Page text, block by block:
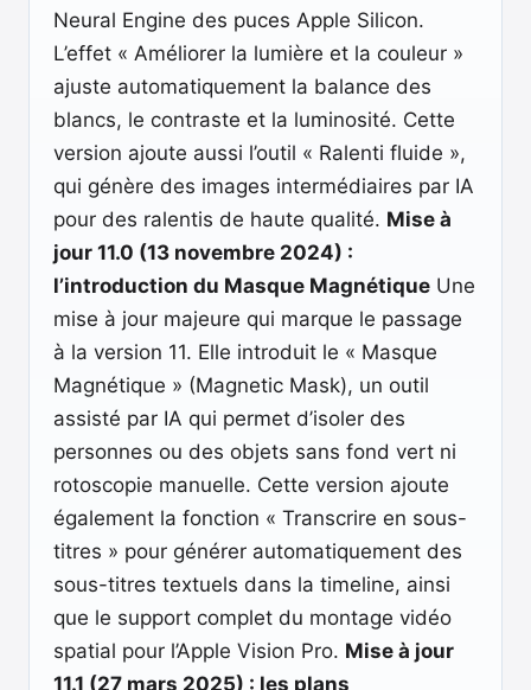
Neural Engine des puces Apple Silicon.
L’effet « Améliorer la lumière et la couleur »
ajuste automatiquement la balance des
blancs, le contraste et la luminosité. Cette
version ajoute aussi l’outil « Ralenti fluide »,
qui génère des images intermédiaires par IA
pour des ralentis de haute qualité. Mise à
jour 11.0 (13 novembre 2024) :
l’introduction du Masque Magnétique Une
mise à jour majeure qui marque le passage
à la version 11. Elle introduit le « Masque
Magnétique » (Magnetic Mask), un outil
assisté par IA qui permet d’isoler des
personnes ou des objets sans fond vert ni
rotoscopie manuelle. Cette version ajoute
également la fonction « Transcrire en sous-
titres » pour générer automatiquement des
sous-titres textuels dans la timeline, ainsi
que le support complet du montage vidéo
spatial pour l’Apple Vision Pro. Mise à jour
11.1 (27 mars 2025) : les plans